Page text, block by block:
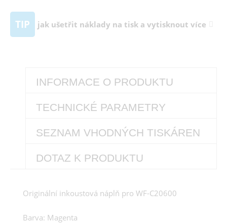
TIP jak ušetřit náklady na tisk a vytisknout více
INFORMACE O PRODUKTU
TECHNICKÉ PARAMETRY
SEZNAM VHODNÝCH TISKÁREN
DOTAZ K PRODUKTU
Originální inkoustová náplň pro WF-C20600
Barva: Magenta